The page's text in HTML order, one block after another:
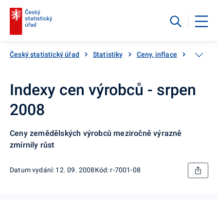
Český statistický úřad Statistiky Ceny, inflace Ceny
Indexy cen výrobců - srpen
2008
Ceny zemědělských výrobců meziročně výrazně
zmírnily růst
Datum vydání: 12. 09. 2008Kód: r-7001-08